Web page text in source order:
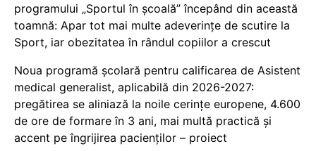
programului „Sportul în școală” începând din această
toamnă: Apar tot mai multe adeverințe de scutire la
Sport, iar obezitatea în rândul copiilor a crescut
Noua programă școlară pentru calificarea de Asistent
medical generalist, aplicabilă din 2026-2027:
pregătirea se aliniază la noile cerințe europene, 4.600
de ore de formare în 3 ani, mai multă practică și
accent pe îngrijirea pacienților – proiect